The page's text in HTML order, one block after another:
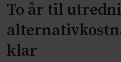
To år til
klar